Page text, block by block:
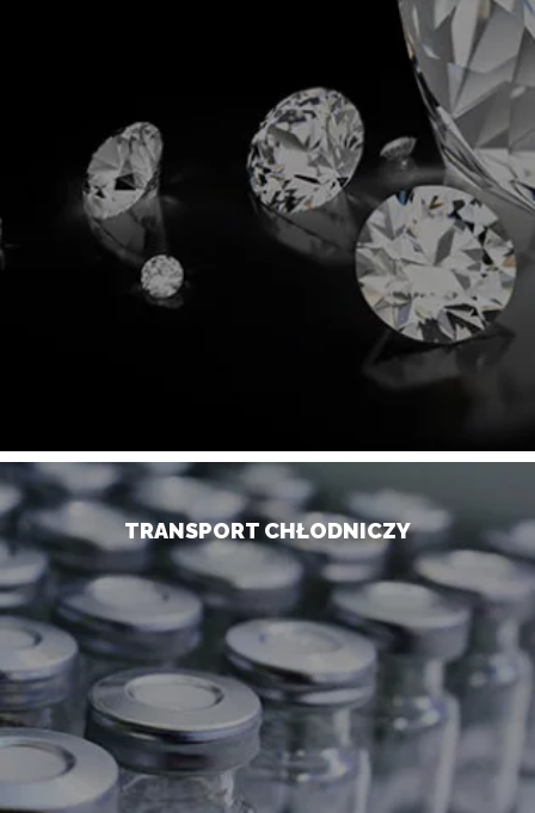
TRANSPORT CHŁODNICZY